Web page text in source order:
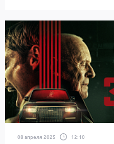
08 апреля 2025 12:10